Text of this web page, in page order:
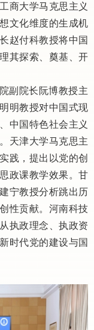
商大学马克思主义
文化维度的生成机
赵付科教授将中国
其探索、奠基、开
副院长阮博教授主
明教授对中国式现
中国特色社会主义
天津大学马克思主
践，提出以党的创
政课教学效果。甘
宁教授分析跳出历
性贡献。河南科技
执政理念、执政资
时代党的建设与国